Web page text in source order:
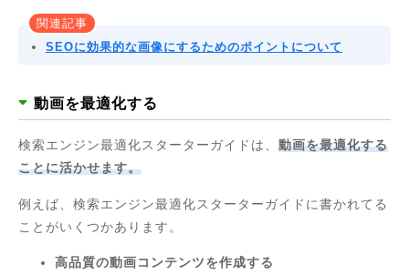
関連記事
SEOに効果的な画像にするためのポイントについて
動画を最適化する
検索エンジン最適化スターターガイドは、 動画を最適化する
ことに活かせます。
例えば、検索エンジン最適化スターターガイドに書かれてる
ことがいくつかあります。
高品質の動画コンテンツを作成する